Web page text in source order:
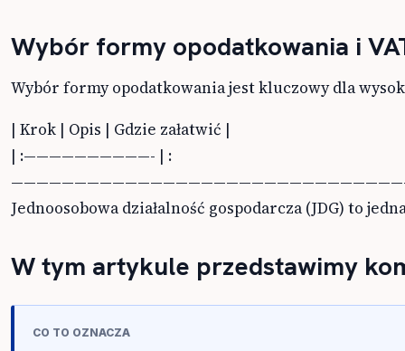
Wybór formy opodatkowania i
Wybór formy opodatkowania jest kluczowy dla
| Krok | Opis | Gdzie załatwić |
| :——————————- | :——————————————————————————————————————————————————————————————————————————————————————————————————————————————————————————————————————————————————————————————————————————————————————————————————————————————————————————————————————————————————————————————————————————————————————————————————————————————————————————————————————————————————————————————————————————————————————————————————————————————————————————————————————————————————————————————————————————————————————————————————————————————————————————————————————————————————————————————————————————————————————————————————————————————————————————————————————————————————————————————————————————————————————————————————————————————————————————————————————————————————————————————————————————————————————————————————————————————————————————————————————————————————————————————————————————————————————————————————————————————————————————————————————————————————————————————————————————————————————————————————————————————————————————————————————————————————————————————————————————————————————————————————————————————————————————————————————————————————————————————————————————————————————————————————————————————————————————————————————————————————————————————————————————————————————————————————————————————————————————————————————————————————————————————————————————————————————————————————————————————————————————————————————————————————————————————————————————————————————————————————————————————————————————————————————————————————————————————————————————————————————————————————————————————————————————————————————————————————————————————————————————————————————————————————————————————————————————————————————————————————————————————————————————————————————————————————————————————————————————————————————————————————————————————————————————————————————————————————————————————————————————————————————————————————————————————————————————————————————————————————————————————————————————————————————————————————————————————————————————————————————————————————————————————————————————————————————————————————————————————————————————————————————————————————————————————————————————————————————————————————————————————————————————————————————————————————————————————————————————————————————————————————————————————————————————————————————————————————————————————————————————————————————————————————————————————————————————————————————————————————————————————————————————————————————————————————————————————————————————————————————————————————————————————————————————————————————————————————————————————————————————————————————————————————————————————————————————————————————————————————————————————————————————————————————————————————————————————————————————————————————————————————————————————————————————————————————————————————————————————————————————————————————————————————————————————————————————————————————————————————————————————————————————————————————————————————————————————————————————————————————————————————————————————————————————————————————————————————————————————————————————————————————————————————————————————————————————————————————————————————————————————————————————————————————————————————————————————————————————————————————————————————————————————————————————————————————————————————————————————————————————————————————————————————————————————————————————————————————————————————————————————————————————————————————————————————————————————————————————————————————————————————————————————————————————————————————————————————————————————————————————————————————————————————————————————————————————————————————————————————————————————————————————————————————————————————————————————————————————————————————————————————————————————————————————————————————————————————————————————————————————————————————————————————————————————————————————————————————————————————————————————————————————————————————————————————————————————————————————————————————————————————————————————————————————————————————————————————————————————————————————————————————————————————————————————————————————————————————————————————————————————————————————————————————————————————————————————————————————————————————————————————————————————————————————————————————————————————————————————————————————————————————————————————————————————————————————————————————————————————————————————————————————————————————————————————————————————————————————————————————————————————————————————————————————————————————————————————————————————————————————————————————————————————————————————————————————————————————————————————————————————————————————————————————————————————————————————————————————————————————————————————————————————————————————————————————————————————————————————————————————————————————————————————————————————————————————————————————————————————————————————————————————————————————————————————————————————————————————————————————————————————————————————————————————————————————————————————————————————————————————————————————————————————————————————————————————————————————————————————————————————————————————————————————————————————————————————————————————————————————————————————————————————————————————————————————————————————————————————————————————————————————————————————————————————————————————————————————————————————————————————————————————————————————————————————————————————————————————————————————————————————————————————————————————————————————————————————————————————————————————————————————————————————————————————————————————————————————————————————————————————————————————————————————————————————————————————————————————————————————————————————————————————————————————————————————————————————————————————————————————————————————————————————————————————————————————————————————————————————————————————————————————————————————————————————————————————————————————————————————————————————————————————————————————————————————————————————————————————————————————————————————————————————————————————————————————————————————————————————————————————————————————————————————————————————————————————————————————————————————————————————————————————————————————————————————————————————————————————————————————————————————————————————————————————————————————————————————————————————————————————————————————————————————————————————————————————————————————————————————————————————————————————————————————————————————————————————————————————————————————————————————————————————————————————————————————————————————————————————————————————————————————————————————————————————————————————————————————————————————————————————————————————————————————————————————————————————————————————————————————————————————————————————————————————————————————————————————————————————————————————————————————————————————————————————————————————————————————————————————————————————————————————————————————————————————————————————————————————————————————————————————————————————————————————————————————————————————————————————————————————————————————————————————————————————————————————————————————————————————————————————————————————————————————————————————————————————————————————————————————————————————————————————————————————————————————————————————————————————————————————————————————————————————————————————————————————————————————————————————————————————————————————————————————————————————————————————————————————————————————————————————————————————————————————————————————————————————————————————————————————————————————————————————————————————————————————————————————————————————————————————————————————————————————————————————————————————————————————————————————————————————————————————————————————————————————————————————————————————————————————————————————————————————————————————————————————————————————————————————————————————————————————————————————————————————————————————————————————————————————————————————————————————————————————————————————————————————————————————————————————————————————————————————————————————————————————————————————————————————————————————————————————————————————————————————————————————————————————————————————————————————————————————————————————————————————————————————————————————————————————————————————————————————————————————————————————————————————————————————————————————————————————————————————————————————————————————————————————————————————————————————————————————————————————————————————————————————————————————————————————————————————————————————————————————————————————————————————————————————————————————————————————————————————————————————————————————————————————————————————————————————————————————————————————————————————————————————————————————————————————————————————————————————————————————————————————————————————————————————————————————————————————————————————————————————————————————————————————————————————————————————————————————————————————————————————————————————————————————————————————————————————————————————————————————————————————————————————————————————————————————————————————————————————————————————————————————————————————————————————————————————————————————————————————————————————————————————————————————————————————————————————————————————————————————————————————————————————————————————————————————————————————————————————————————————————————————————————————————————————————————————————————————————————————————————————————————————————————————————————————————————————————————————————————————————————————————————————————————————————————————————————————————————————————————————————————————————————————————————————————————————————————————————————————————————————————————————————————————————————————————————————————————————————————————————————————————————————————————————————————————————————————————————————————————————————————————————————————————————————————————————————————————————————————————————————————————————————————————————————————————————————————————————————————————————————————————————————————————————————————————————————————————————————————————————————————
Jednoosobowa działalność gospodarcza (JDG) to
W tym artykule przedstawimy
CO TO OZNACZA